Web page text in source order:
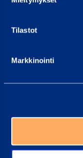
Tilastot
Markkinointi
Våra
Vanliga
Ramirent